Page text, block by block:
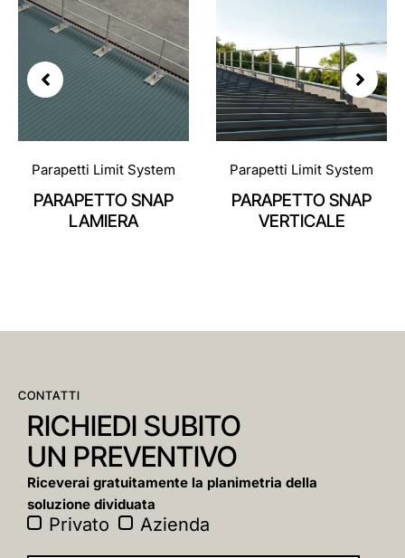
Parapetti Limit System
PARAPETTO SNAP
VERTICALE
Parapetti Limit System
PARAPETTO SNAP
ORIZZONTALE
CONTATTI
RICHIEDI SUBITO
UN PREVENTIVO
Riceverai gratuitamente la planimetria della
soluzione dividuata
Privato Azienda